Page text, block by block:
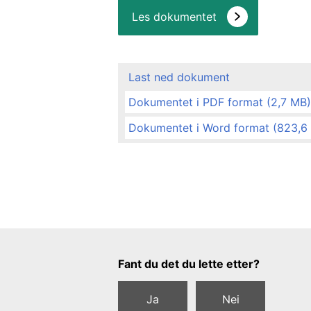
Les dokumentet
Last ned dokument
Dokumentet i PDF format (2,7 MB)
Dokumentet i Word format (823,6
Tilbakemeldingsskjema
Fant du det du lette etter?
Ja Nei